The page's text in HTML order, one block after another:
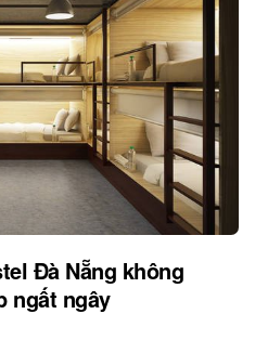
Đà Nẵng không
ngất ngây